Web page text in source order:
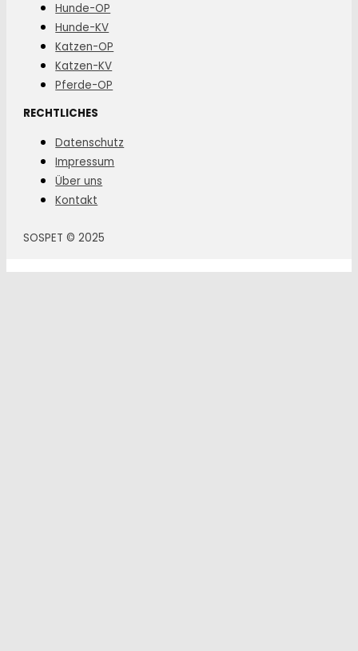
Hunde-OP
Hunde-KV
Katzen-OP
Katzen-KV
Pferde-OP
RECHTLICHES
Datenschutz
Impressum
Über uns
Kontakt
SOSPET © 2025